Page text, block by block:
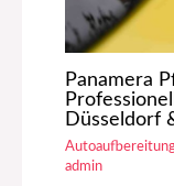
Panamera
Düsseldorf
admin